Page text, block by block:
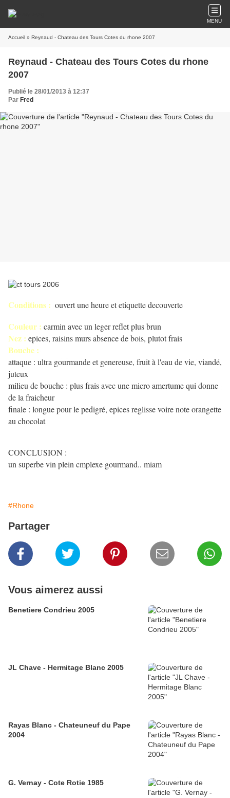
MENU
Accueil » Reynaud - Chateau des Tours Cotes du rhone 2007
Reynaud - Chateau des Tours Cotes du rhone
2007
Publié le 28/01/2013 à 12:37
Par Fred
Conditions : ouvert une heure et etiquette decouverte
Couleur : carmin avec un leger reflet plus brun
Nez : epices, raisins murs absence de bois, plutot frais
Bouche :
attaque : ultra gourmande et genereuse, fruit à l'eau de vie, viandé,
juteux
milieu de bouche : plus frais avec une micro amertume qui donne
de la fraicheur
finale : longue pour le pedigré, epices reglisse voire note orangette
au chocolat
CONCLUSION :
un superbe vin plein cmplexe gourmand.. miam
#Rhone
Partager
Vous aimerez aussi
Benetiere Condrieu 2005
JL Chave - Hermitage Blanc 2005
Rayas Blanc - Chateuneuf du Pape
2004
G. Vernay - Cote Rotie 1985